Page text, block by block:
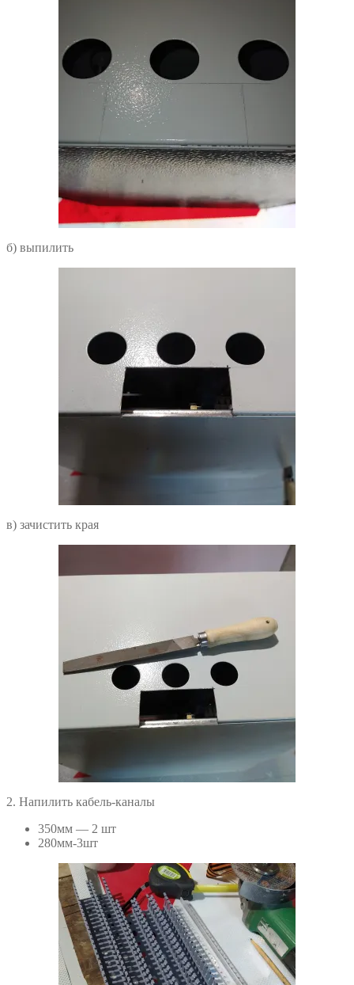
б) выпилить
в) зачистить края
2. Напилить кабель-каналы
350мм — 2 шт
280мм-3шт